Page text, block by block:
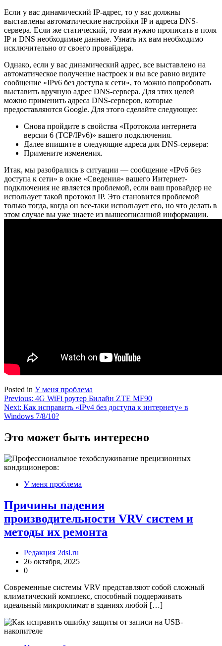
Если у вас динамический IP-адрес, то у вас должны
выставлены автоматические настройки IP и адреса DNS-
сервера. Если же статический, то вам нужно прописать в поля
IP и DNS необходимые данные. Узнать их вам необходимо
исключительно от своего провайдера.
Однако, если у вас динамический адрес, все выставлено на
автоматическое получение настроек и вы все равно видите
сообщение «IPv6 без доступа к сети», то можно попробовать
выставить вручную адрес DNS-сервера. Для этих целей
можно применить адреса DNS-серверов, которые
предоставляются Google. Для этого сделайте следующее:
Снова пройдите в свойства «Протокола интернета
версии 6 (TCP/IPv6)» вашего подключения.
Далее впишите в следующие адреса для DNS-сервера:
Примените изменения.
Итак, мы разобрались в ситуации — сообщение «IPv6 без
доступа к сети» в окне «Сведения» вашего Интернет-
подключения не является проблемой, если ваш провайдер не
использует такой протокол IP. Это становится проблемой
только тогда, когда он все-таки использует его, но что делать в
этом случае вы уже знаете из вышеописанной информации.
Posted in У меня проблема
Навигация
по
Previous: 4G WiFi роутер Билайн ZTE MF90
Next: Как исправить «IPv4 без доступа к интернету» в
Windows 7/8/10?
Это может быть интересно
У меня проблема
Причины падения
производительности VRV систем и
методы их ремонта
Редакция 2dsl.ru
26 октября, 2025
0
Современные системы VRV представляют собой сложный
климатический комплекс, способный поддерживать
идеальный микроклимат в зданиях любой […]